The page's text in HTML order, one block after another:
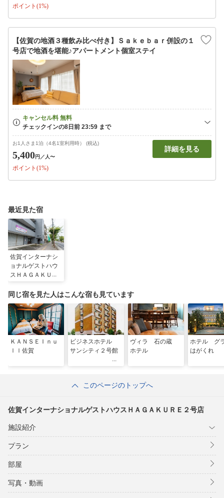
ポイント(1%)
【佐賀の地酒３種飲み比べ付き】Ｓａｋｅｂａｒ併設の１
号店で地酒を堪能♪アパートメント個室ステイ
お1人さま1泊（4名1室利用時） (税込)
5,400円 ／人〜
ポイント(1%)
詳細を見る
最近見た宿
佐賀インターナシ
ョナルゲストハウ
スＨＡＧＡＫＵＲ
同じ宿を見た人はこんな宿も見ています
ＫＡＮＳＥＩｎｕ
ｌｌ佐賀
ビジネスホテル
サンシティ２号館
ヴィラ 石の蔵
ホテル
ホテル グ
はがくれ
このページのトップへ
佐賀インターナショナルゲストハウスＨＡＧＡＫＵＲＥ２号店
施設紹介
プラン
部屋
写真・動画